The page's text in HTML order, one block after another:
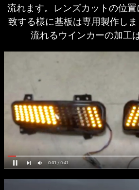
流れます。レンズカットの位
致する様に基板は専用製作し
流れるウインカーの加工